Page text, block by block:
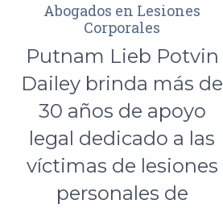
Abogados en Lesiones
Corporales
Putnam Lieb Potvin
Dailey brinda más de
30 años de apoyo
legal dedicado a las
víctimas de lesiones
personales de